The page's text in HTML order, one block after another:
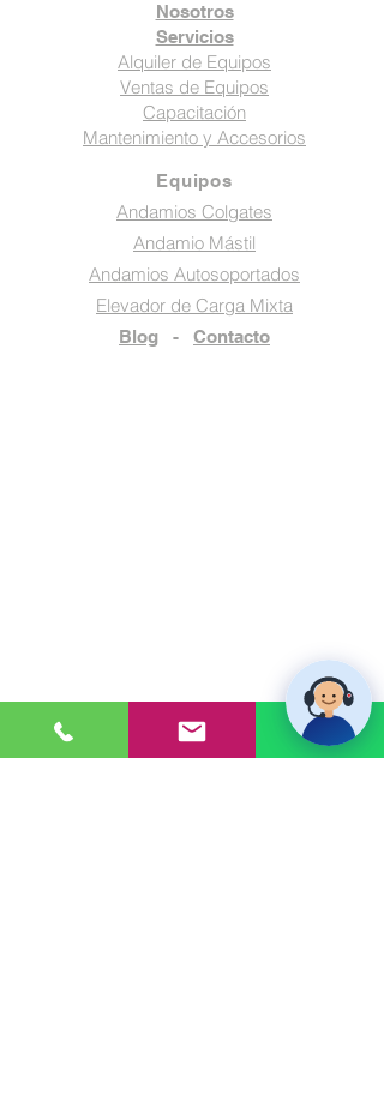
Nosotros
Servicios
Alquiler de Equipos
Ventas de Equipos
Capacitación
Mantenimiento y Accesorios
Equipos
Andamios Colgates
Andamio Mástil
Andamios Autosoportados
Elevador de Carga Mixta
Blog - Contacto